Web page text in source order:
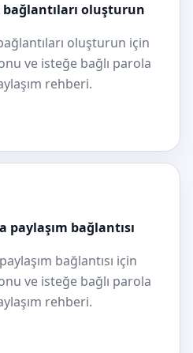
oluşturun
oluşturun için
ve isteğe bağlı parola
rehberi.
paylaşım bağlantısı
bağlantısı için
ve isteğe bağlı parola
rehberi.